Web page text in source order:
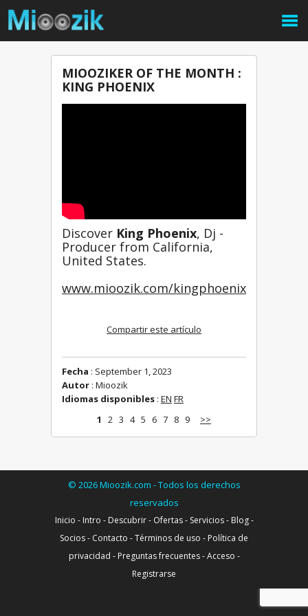
MIOOZIKER OF THE MONTH :
KING PHOENIX
Discover King Phoenix, Dj -
Producer from California,
United States.
www.mioozik.com/kingphoenix
Compartir este artículo
Fecha : September 1, 2023
Autor : Mioozik
Idiomas disponibles : EN FR
1
2 3 4 5 6 7 8 9 >>
© 2026Mioozik.com - Todos los derechos
reservados
Inicio - Intro - Descubrir- Ofertas- Servicios- Blog-
Socios- Contacto -Términos de uso - Política de
privacidad - Preguntas frecuentes-Acceso -
Registrarse